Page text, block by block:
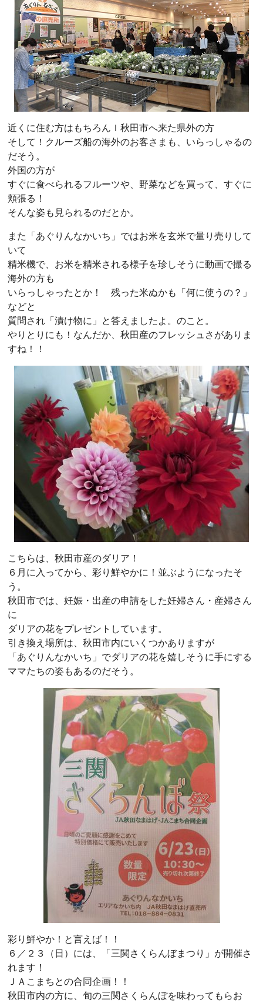
近くに住む方はもちろんｌ秋田市へ来た県外の方
そして！クルーズ船の海外のお客さまも、いらっしゃるの
だそう。
外国の方が
すぐに食べられるフルーツや、野菜などを買って、すぐに
頬張る！
そんな姿も見られるのだとか。
また「あぐりんなかいち」ではお米を玄米で量り売りして
いて
精米機で、お米を精米される様子を珍しそうに動画で撮る
海外の方も
いらっしゃったとか！ 残った米ぬかも「何に使うの？」
などと
質問され「漬け物に」と答えましたよ。のこと。
やりとりにも！なんだか、秋田産のフレッシュさがありま
すね！！
こちらは、秋田市産のダリア！
６月に入ってから、彩り鮮やかに！並ぶようになったそ
う。
秋田市では、妊娠・出産の申請をした妊婦さん・産婦さん
に
ダリアの花をプレゼントしています。
引き換え場所は、秋田市内にいくつかありますが
「あぐりんなかいち」でダリアの花を嬉しそうに手にする
ママたちの姿もあるのだそう。
彩り鮮やか！と言えば！！
６／２３（日）には、「三関さくらんぼまつり」が開催さ
れます！
ＪＡこまちとの合同企画！！
秋田市内の方に、旬の三関さくらんぼを味わってもらお